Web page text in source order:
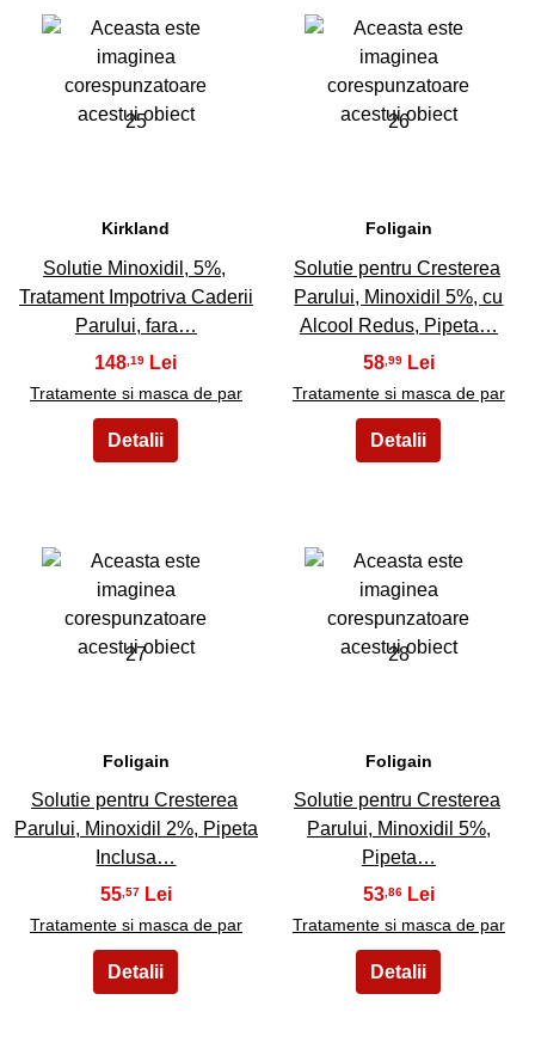
25
Kirkland
Solutie Minoxidil, 5%,
Tratament Impotriva Caderii
Parului, fara…
148 ,19
Tratamente si masca de par
26
Foligain
Solutie pentru Cresterea
Parului, Minoxidil 5%, cu
Alcool Redus, Pipeta…
58 ,99
Tratamente si masca de par
27
Foligain
Solutie pentru Cresterea
Parului, Minoxidil 2%, Pipeta
Inclusa…
55,57
Tratamente si masca de par
28
Foligain
Solutie pentru Cresterea
Parului, Minoxidil 5%,
Pipeta…
53 ,86
Tratamente si masca de par